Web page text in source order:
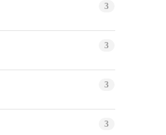
3
3
3
3